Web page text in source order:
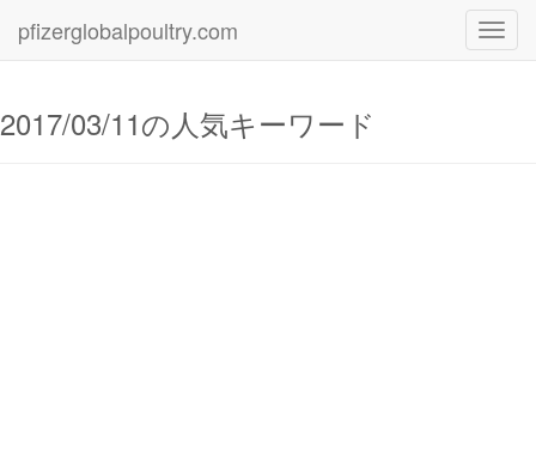
pfizerglobalpoultry.com
2017/03/11の人気キーワード